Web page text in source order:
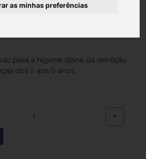
as minhas preferências
para a higiene diária da dentição
dos 2 aos 6 anos.
+